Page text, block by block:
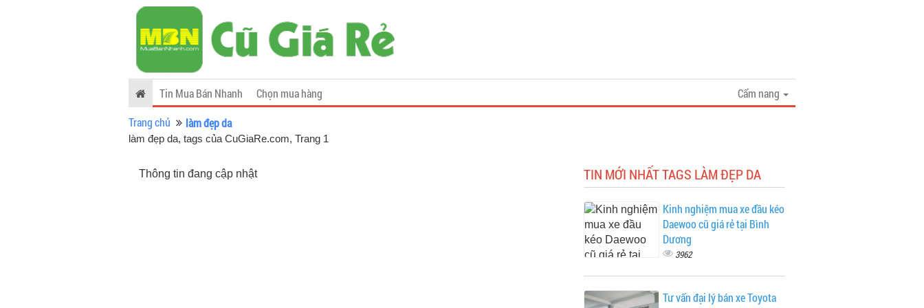
Cẩm nang
Tin Mua Bán Nhanh
Chọn mua hàng
Trang chủ
làm đẹp da
làm đẹp da, tags của CuGiaRe.com, Trang 1
Thông tin đang cập nhật TIN MỚI NHẤT TAGS LÀM ĐẸP DA
Kinh nghiệm mua xe đầu kéo
Daewoo cũ giá rẻ tại Bình
Dương
3962
Tư vấn đại lý bán xe Toyota